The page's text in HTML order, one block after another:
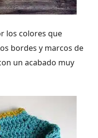
los colores que
bordes y marcos de
un acabado muy